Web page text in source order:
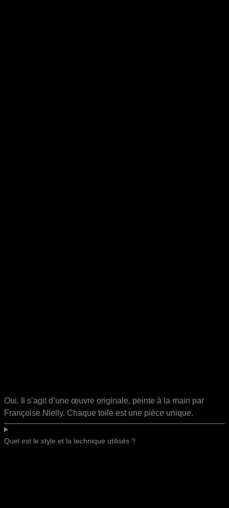
Oui. Il s’agit d’une œuvre originale, peinte à la main par
Françoise Nielly. Chaque toile est une pièce unique.
Quel est le style et la technique utilisés ?